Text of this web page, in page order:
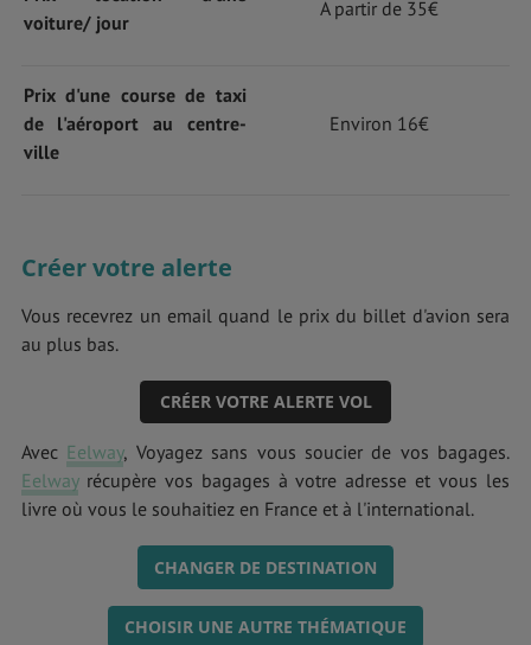
voiture/ jour
A partir de 35€
Prix d'une course de taxi
de l'aéroport au centre-
ville
Environ 16€
Créer votre alerte
Vous recevrez un email quand le prix du billet d'avion sera
au plus bas.
CRÉER VOTRE ALERTE VOL
Avec Eelway, Voyagez sans vous soucier de vos bagages.
Eelwayrécupère vos bagages à votre adresse et vous les
livre où vous le souhaitiez en France et à l'international.
CHANGER DE DESTINATION
CHOISIR UNE AUTRE THÉMATIQUE